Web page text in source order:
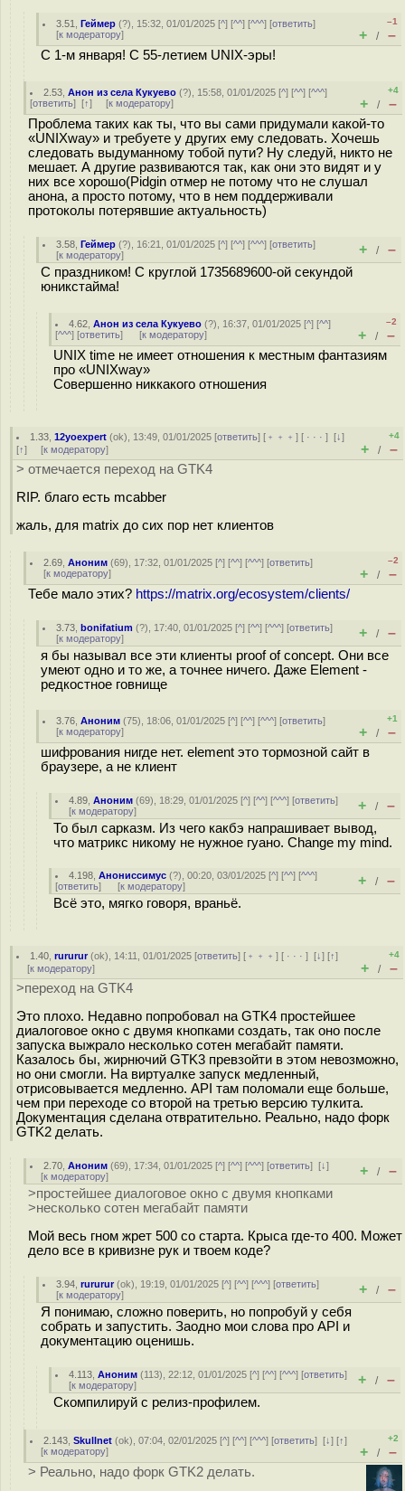
3.51 ,Геймер (?), 15:32, 01/01/2025 [^] [^^] [^^^] [ответить]
[к модератору]
–1
+ / –
С 1-м января! С 55-летием UNIX-эры!
2.53 ,Анон из села Кукуево (?), 15:58, 01/01/2025 [^] [^^] [^^^]
[ответить] [↑] [к модератору]
+4
+ / –
Проблема таких как ты, что вы сами придумали какой-то
«UNIXway» и требуете у других ему следовать. Хочешь
следовать выдуманному тобой пути? Ну следуй, никто не
мешает. А другие развиваются так, как они это видят и у
них все хорошо(Pidgin отмер не потому что не слушал
анона, а просто потому, что в нем поддерживали
протоколы потерявшие актуальность)
3.58 ,Геймер (?), 16:21, 01/01/2025 [^] [^^] [^^^] [ответить]
[к модератору] + / –
С праздником! С круглой 1735689600-ой секундой
юникстайма!
4.62 ,Анон из села Кукуево (?), 16:37, 01/01/2025 [^] [^^]
[^^^] [ответить] [к модератору]
–2
+ / –
UNIX time не имеет отношения к местным фантазиям
про «UNIXway»
Совершенно никкакого отношения
1.33 ,12yoexpert (ok), 13:49, 01/01/2025 [ответить] [ ﹢﹢﹢] [ · · ·][↓]
[↑] [к модератору]
+4
+ / –
> отмечается переход на GTK4
RIP. благо есть mcabber
жаль, для matrix до сих пор нет клиентов
2.69 ,Аноним (69), 17:32, 01/01/2025 [^] [^^] [^^^] [ответить]
[к модератору]
–2
+ / –
Тебе мало этих? https://matrix.org/ecosystem/clients/
3.73 ,bonifatium (?), 17:40, 01/01/2025 [^] [^^] [^^^] [ответить]
[к модератору] + / –
я бы называл все эти клиенты proof of concept. Они все
умеют одно и то же, а точнее ничего. Даже Element -
редкостное говнище
3.76 ,Аноним (75), 18:06, 01/01/2025 [^] [^^] [^^^] [ответить]
[к модератору]
+1
+ / –
шифрования нигде нет. element это тормозной сайт в
браузере, а не клиент
4.89 ,Аноним (69), 18:29, 01/01/2025 [^] [^^] [^^^] [ответить]
[к модератору] + / –
То был сарказм. Из чего какбэ напрашивает вывод,
что матрикс никому не нужное гуано. Change my mind.
4.198 ,Анониссимус (?), 00:20, 03/01/2025 [^] [^^] [^^^]
[ответить] [к модератору] + / –
Всё это, мягко говоря, враньё.
1.40 ,rururur(ok), 14:11, 01/01/2025 [ответить] [ ﹢﹢﹢] [ · · ·][↓] [↑]
[к модератору]
+4
+ / –
>переход на GTK4
Это плохо. Недавно попробовал на GTK4 простейшее
диалоговое окно с двумя кнопками создать, так оно после
запуска выжрало несколько сотен мегабайт памяти.
Казалось бы, жирнючий GTK3 превзойти в этом невозможно,
но они смогли. На виртуалке запуск медленный,
отрисовывается медленно. API там поломали еще больше,
чем при переходе со второй на третью версию тулкита.
Документация сделана отвратительно. Реально, надо форк
GTK2 делать.
2.70 ,Аноним (69), 17:34, 01/01/2025 [^] [^^] [^^^] [ответить][↓]
[к модератору] + / –
>простейшее диалоговое окно с двумя кнопками
>несколько сотен мегабайт памяти
Мой весь гном жрет 500 со старта. Крыса где-то 400. Может
дело все в кривизне рук и твоем коде?
3.94 ,rururur(ok), 19:19, 01/01/2025 [^] [^^] [^^^] [ответить]
[к модератору] + / –
Я понимаю, сложно поверить, но попробуй у себя
собрать и запустить. Заодно мои слова про API и
документацию оценишь.
4.113 ,Аноним (113), 22:12, 01/01/2025 [^] [^^] [^^^] [ответить]
[к модератору] + / –
Скомпилируй с релиз-профилем.
2.143 ,Skullnet (ok), 07:04, 02/01/2025 [^] [^^] [^^^] [ответить][↓] [↑]
[к модератору]
+2
+ / –
> Реально, надо форк GTK2 делать.